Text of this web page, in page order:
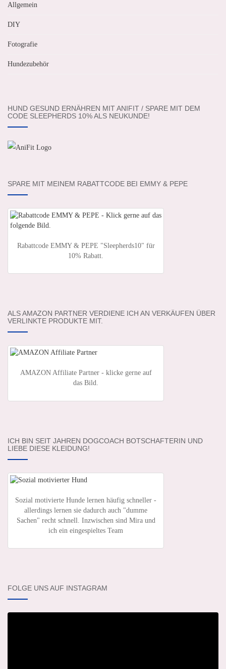
Allgemein
DIY
Fotografie
Hundezubehör
HUND GESUND ERNÄHREN MIT ANIFIT / SPARE MIT DEM
CODE SLEEPHERDS 10% ALS NEUKUNDE!
SPARE MIT MEINEM RABATTCODE BEI EMMY & PEPE
Rabattcode EMMY & PEPE "Sleepherds10" für
10% Rabatt.
ALS AMAZON PARTNER VERDIENE ICH AN VERKÄUFEN ÜBER
VERLINKTE PRODUKTE MIT.
AMAZON Affiliate Partner - klicke gerne auf
das Bild.
ICH BIN SEIT JAHREN DOGCOACH BOTSCHAFTERIN UND
LIEBE DIESE KLEIDUNG!
Sozial motivierte Hunde lernen häufig schneller -
allerdings lernen sie dadurch auch "dumme
Sachen" recht schnell. Inzwischen sind Mira und
ich ein eingespieltes Team
FOLGE UNS AUF INSTAGRAM